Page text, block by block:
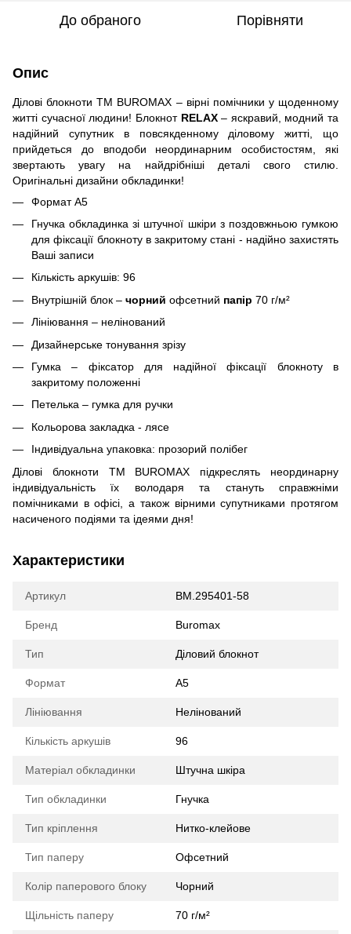
До обраного Порівняти
Опис
Ділові блокноти ТМ BUROMAX – вірні помічники у щоденному
житті сучасної людини! Блокнот RELAX– яскравий, модний та
надійний супутник в повсякденному діловому житті, що
прийдеться до вподоби неординарним особистостям, які
звертають увагу на найдрібніші деталі свого стилю.
Оригінальні дизайни обкладинки!
Формат А5
Гнучка обкладинка зі штучної шкіри з поздовжньою гумкою
для фіксації блокноту в закритому стані - надійно захистять
Ваші записи
Кількість аркушів: 96
Внутрішній блок – чорний офсетний папір 70 г/м²
Лініювання – нелінований
Дизайнерське тонування зрізу
Гумка – фіксатор для надійної фіксації блокноту в
закритому положенні
Петелька – гумка для ручки
Кольорова закладка - лясе
Індивідуальна упаковка: прозорий полібег
Ділові блокноти ТМ BUROMAX підкреслять неординарну
індивідуальність їх володаря та стануть справжніми
помічниками в офісі, а також вірними супутниками протягом
насиченого подіями та ідеями дня!
Характеристики
Артикул BM.295401-58
Бренд Buromax
Тип Діловий блокнот
Формат А5
Лініювання Нелінований
Кількість аркушів 96
Матеріал обкладинки Штучна шкіра
Тип обкладинки Гнучка
Тип кріплення Нитко-клейове
Тип паперу Офсетний
Колір паперового блоку Чорний
Щільність паперу 70 г/м²